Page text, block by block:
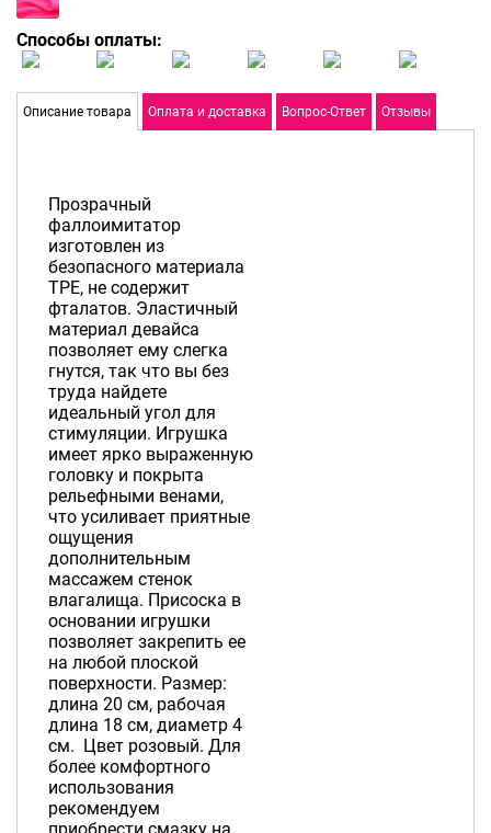
Способы оплаты:
Описание товара Оплата и доставка Вопрос-Ответ Отзывы
Прозрачный
фаллоимитатор
изготовлен из
безопасного материала
TPE, не содержит
фталатов. Эластичный
материал девайса
позволяет ему слегка
гнутся, так что вы без
труда найдете
идеальный угол для
стимуляции. Игрушка
имеет ярко выраженную
головку и покрыта
рельефными венами,
что усиливает приятные
ощущения
дополнительным
массажем стенок
влагалища. Присоска в
основании игрушки
позволяет закрепить ее
на любой плоской
поверхности. Размер:
длина 20 см, рабочая
длина 18 см, диаметр 4
см. Цвет розовый. Для
более комфортного
использования
рекомендуем